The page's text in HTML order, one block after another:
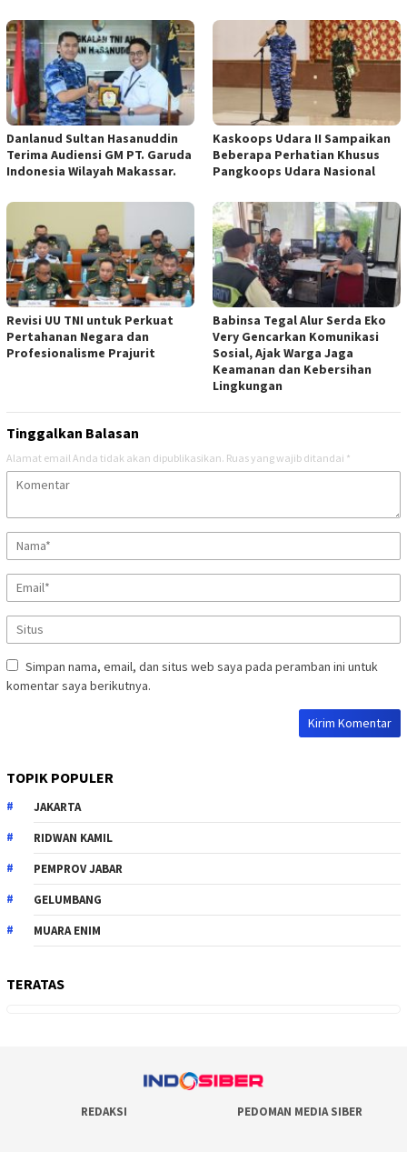
Danlanud Sultan Hasanuddin
Terima Audiensi GM PT. Garuda
Indonesia Wilayah Makassar.
Kaskoops Udara II Sampaikan
Beberapa Perhatian Khusus
Pangkoops Udara Nasional
Revisi UU TNI untuk Perkuat
Pertahanan Negara dan
Profesionalisme Prajurit
Babinsa Tegal Alur Serda Eko
Very Gencarkan Komunikasi
Sosial, Ajak Warga Jaga
Keamanan dan Kebersihan
Lingkungan
Tinggalkan Balasan
Alamat email Anda tidak akan dipublikasikan. Ruas yang wajib ditandai *
Simpan nama, email, dan situs web saya pada peramban ini untuk
komentar saya berikutnya.
TOPIK POPULER
JAKARTA
RIDWAN KAMIL
PEMPROV JABAR
GELUMBANG
MUARA ENIM
TERATAS
REDAKSI PEDOMAN MEDIA SIBER